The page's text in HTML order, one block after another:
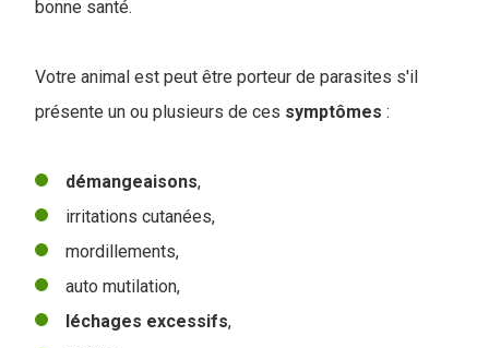
bonne santé.
Votre animal est peut être porteur de parasites s'il
présente un ou plusieurs de ces symptômes :
démangeaisons,
irritations cutanées,
mordillements,
auto mutilation,
léchages excessifs,